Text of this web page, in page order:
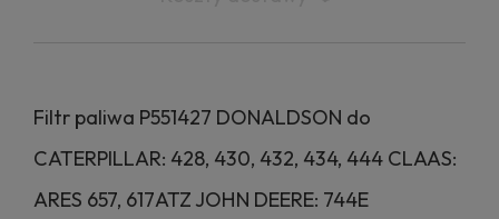
Filtr paliwa P551427 DONALDSON do
CATERPILLAR: 428, 430, 432, 434, 444 CLAAS:
ARES 657, 617ATZ JOHN DEERE: 744E